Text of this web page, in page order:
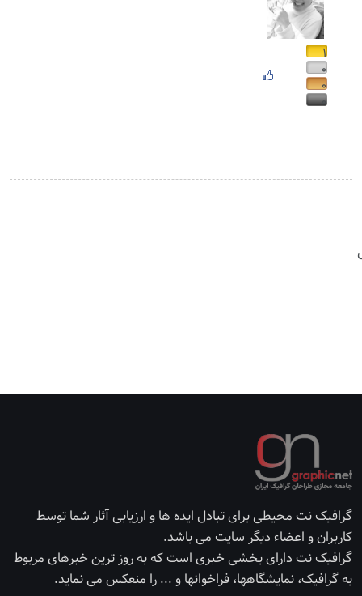
۱
۰
۰
۰
گرافیک نت محیطی برای تبادل ایده ها و ارزیابی آثار شما توسط
کاربران و اعضاء دیگر سایت می باشد.
گرافیک نت دارای بخشی خبری است که به روز ترین خبرهای مربوط
به گرافیک، نمایشگاهها، فراخوانها و ... را منعکس می نماید.